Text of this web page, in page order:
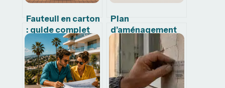
Fauteuil en carton
: guide complet
pour choisir,
fabriquer et bien
utiliser
Plan
d’aménagement
du trafic l1h1 :
concevoir un
fourgon fluide et
fonctionnel